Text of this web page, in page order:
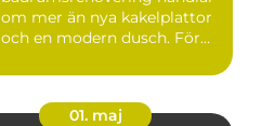
om mer än nya kakelplattor
och en modern dusch. För
01. maj